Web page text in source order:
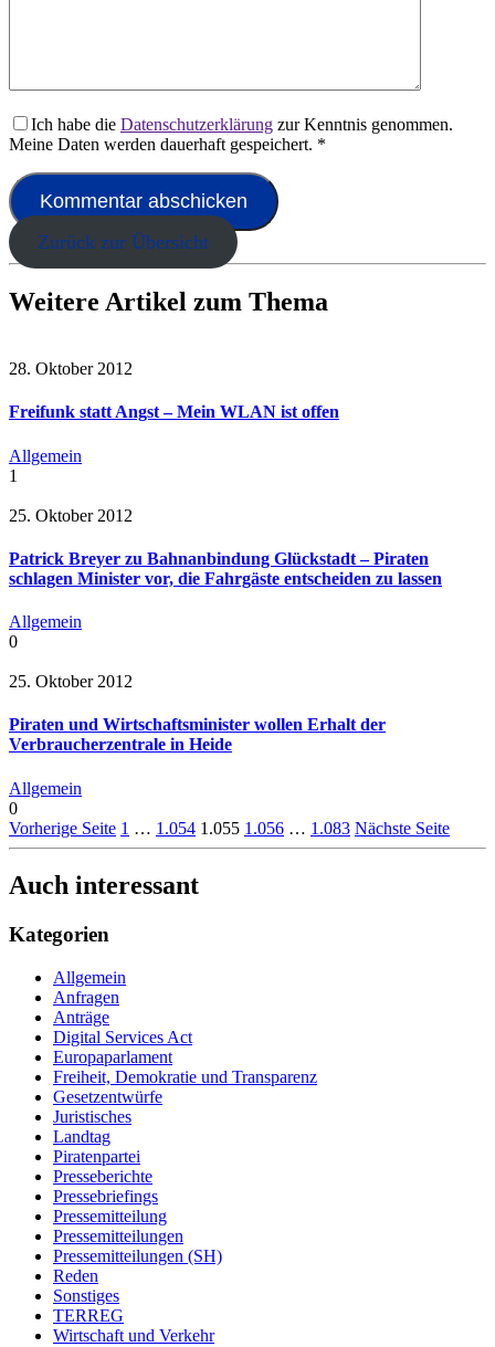
Ich habe die Datenschutzerklärung zur Kenntnis genommen.
Meine Daten werden dauerhaft gespeichert. *
Zurück zur Übersicht
Weitere Artikel zum Thema
28. Oktober 2012
Freifunk statt Angst – Mein WLAN ist offen
Allgemein
1
25. Oktober 2012
Patrick Breyer zu Bahnanbindung Glückstadt – Piraten
schlagen Minister vor, die Fahrgäste entscheiden zu lassen
Allgemein
0
25. Oktober 2012
Piraten und Wirtschaftsminister wollen Erhalt der
Verbraucherzentrale in Heide
Allgemein
0
Vorherige Seite 1 … 1.054 1.055 1.056 … 1.083 Nächste Seite
Auch interessant
Kategorien
Allgemein
Anfragen
Anträge
Digital Services Act
Europaparlament
Freiheit, Demokratie und Transparenz
Gesetzentwürfe
Juristisches
Landtag
Piratenpartei
Presseberichte
Pressebriefings
Pressemitteilung
Pressemitteilungen
Pressemitteilungen (SH)
Reden
Sonstiges
TERREG
Wirtschaft und Verkehr